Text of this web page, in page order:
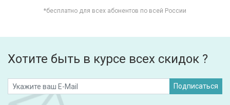
*бесплатно для всех абонентов по всей России
Хотите быть в курсе всех скидок ?
Подписаться